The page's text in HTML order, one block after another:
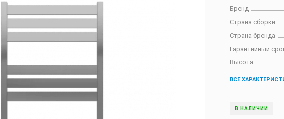
Бренд
Страна сборки
Страна бренда
Гарантийный
Высота
ВСЕ
В НАЛИЧИИ